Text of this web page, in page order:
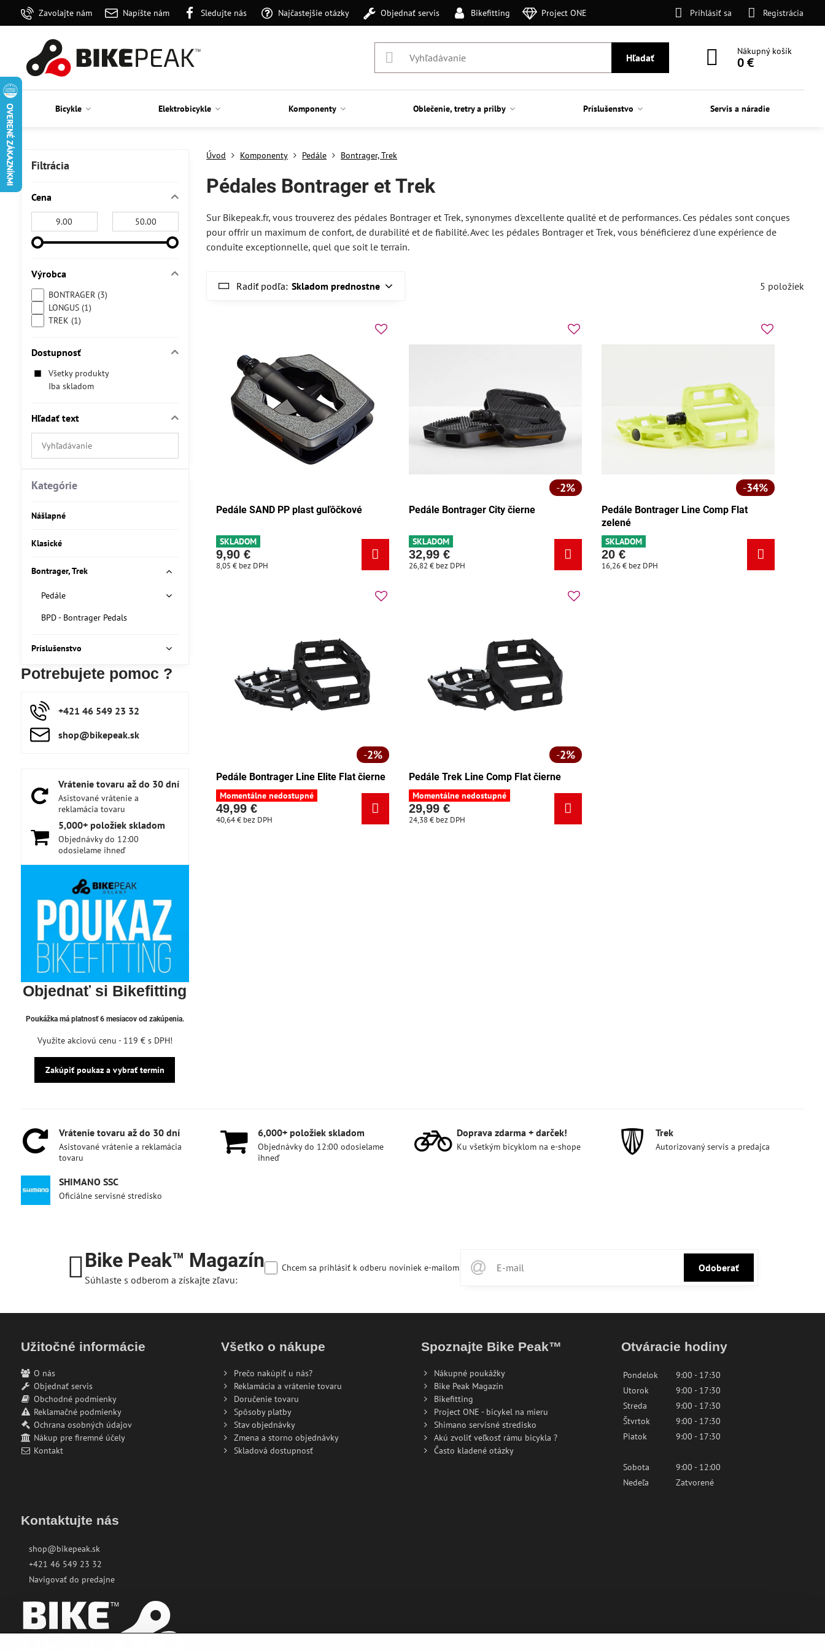
Zavolajte nám Napíšte nám Sledujte nás Najčastejšie otázky Objednať servis Bikefitting Project ONE Prihlásiť sa Registrácia
Hľadať
Nákupný košík
0 €
Bicykle Elektrobicykle Komponenty Oblečenie, tretry a prilby Príslušenstvo Servis a náradie
Úvod Komponenty Pedále Bontrager, Trek
Pédales Bontrager et Trek
Sur Bikepeak.fr, vous trouverez des pédales Bontrager et Trek, synonymes d'excellente qualité et de performances. Ces pédales sont conçues
pour offrir un maximum de confort, de durabilité et de fiabilité. Avec les pédales Bontrager et Trek, vous bénéficierez d'une expérience de
conduite exceptionnelle, quel que soit le terrain.
Radiť podľa: Skladom prednostne 5 položiek
Pedále SAND PP plast guľôčkové
SKLADOM
9,90 €
8,05 € bez DPH
2%
Pedále Bontrager City čierne
SKLADOM
32,99 €
26,82 € bez DPH
34%
Pedále Bontrager Line Comp Flat
zelené
SKLADOM
20 €
16,26 € bez DPH
2%
Pedále Bontrager Line Elite Flat čierne
Momentálne nedostupné
49,99 €
40,64 € bez DPH
2%
Pedále Trek Line Comp Flat čierne
Momentálne nedostupné
29,99 €
24,38 € bez DPH
Filtrácia
Cena
Výrobca
BONTRAGER (3)
LONGUS (1)
TREK (1)
Dostupnosť
Všetky produkty
Iba skladom
Hľadať text
Prehľadať
výsledky
fulltextom
Potrebujete pomoc ?
+421 46 549 23 32
shop​@bikepeak​.sk
Vrátenie tovaru až do 30 dní
Asistované vrátenie a
reklamácia tovaru
5,000+ položiek skladom
Objednávky do 12:00
odosielame ihneď
Kategórie
Nášlapné
Klasické
Bontrager, Trek
Pedále
BPD - Bontrager Pedals
Príslušenstvo
Objednať si Bikefitting
Poukážka má platnosť 6 mesiacov od zakúpenia.
Využite akciovú cenu - 119 € s DPH!
Zakúpiť poukaz a vybrať termín
Vrátenie tovaru až do 30 dní
Asistované vrátenie a reklamácia
tovaru
6,000+ položiek skladom
Objednávky do 12:00 odosielame
ihneď
Doprava zdarma + darček!
Ku všetkým bicyklom na e-shope
Trek
Autorizovaný servis a predajca
SHIMANO SSC
Oficiálne servisné stredisko
Bike Peak™ Magazín
Súhlaste s odberom a získajte zľavu:
Odoberať
Chcem sa prihlásiť k odberu noviniek e-mailom
Užitočné informácie
O nás
Objednať servis
Obchodné podmienky
Reklamačné podmienky
Ochrana osobných údajov
Nákup pre firemné účely
Kontakt
Všetko o nákupe
Prečo nakúpiť u nás?
Reklamácia a vrátenie tovaru
Doručenie tovaru
Spôsoby platby
Stav objednávky
Zmena a storno objednávky
Skladová dostupnosť
Spoznajte Bike Peak™
Nákupné poukážky
Bike Peak Magazín
Bikefitting
Project ONE - bicykel na mieru
Shimano servisné stredisko
Akú zvoliť veľkosť rámu bicykla ?
Často kladené otázky
Otváracie hodiny
Pondelok
9:00 - 17:30
Utorok
9:00 - 17:30
Streda
9:00 - 17:30
Štvrtok
9:00 - 17:30
Piatok
9:00 - 17:30
Sobota
9:00 - 12:00
Nedeľa
Zatvorené
Kontaktujte nás
shop@bikepeak.sk
+421 46 549 23 32
Navigovať do predajne